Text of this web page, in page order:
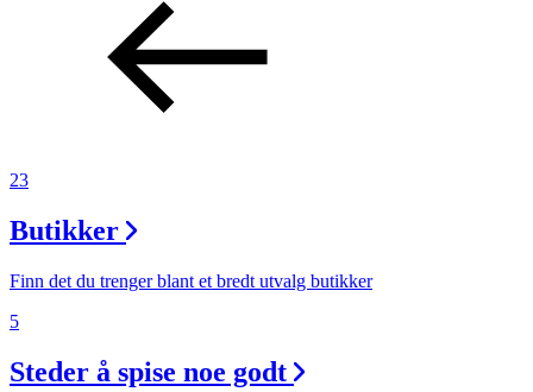
Åpningstider
Praktisk informasjon
Gavekort
Finn frem
23
Butikker
Finn det du trenger blant et bredt utvalg butikker
5
Steder å spise noe godt